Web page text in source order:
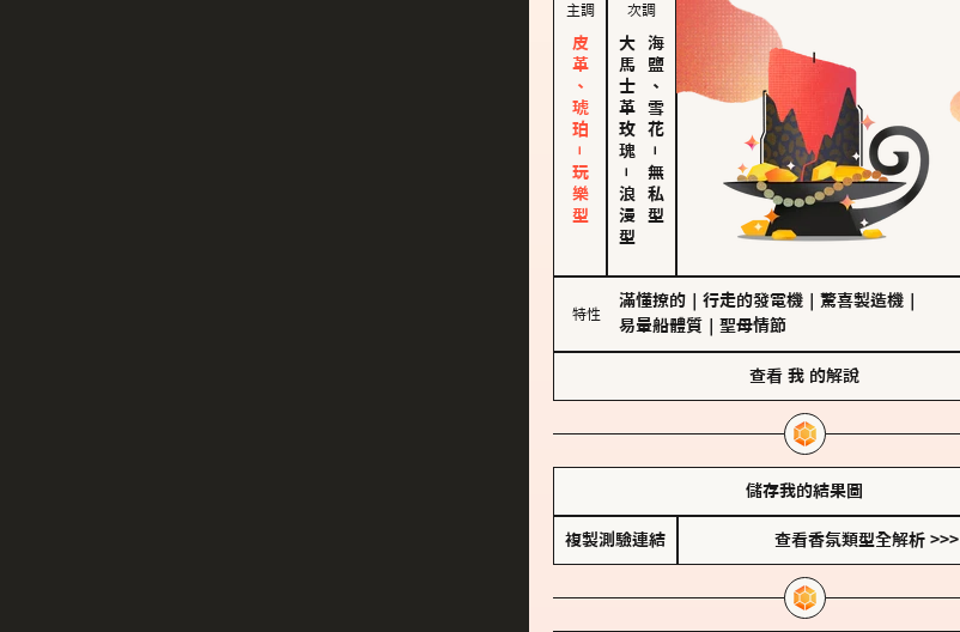
主調
皮革、琥珀－玩樂型
次調
大馬士革玫瑰
－
浪漫型
海鹽、雪花
－
無私型
特性
滿懂撩的 行走的發電機 驚喜製造機
易暈船體質
聖母情節
查看 我 的解說
儲存我的結果圖
複製測驗連結 查看香氛類型全解析 >>>